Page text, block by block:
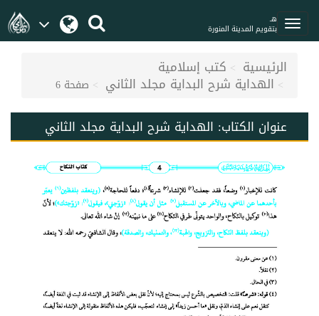
هـ
بتقويم المدينة المنورة
الرئيسية كتب إسلامية
الهداية شرح البداية مجلد الثاني صفحة 6
عنوان الكتاب: الهداية شرح البداية مجلد الثاني